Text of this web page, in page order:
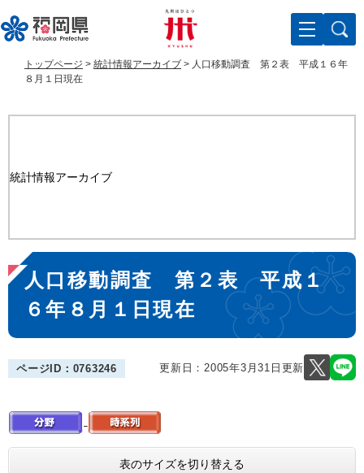
ー
ジ
ニ
ュ
文
トップページ > 統計情報アーカイブ > 人口移動調査 第２表 平成１６年
８月１日現在
統計情報アーカイブ
本
文
人口移動調査 第２表 平成１
６年８月１日現在
ページID：0763246 更新日：2005年3月31日更新
表のサイズを切り替える